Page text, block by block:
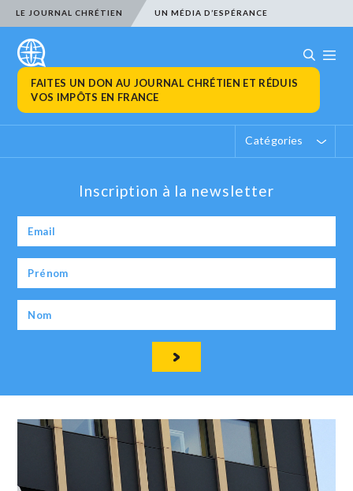
LE JOURNAL CHRÉTIEN UN MÉDIA D’ESPÉRANCE
FAITES UN DON AU JOURNAL CHRÉTIEN ET RÉDUIS
VOS IMPÔTS EN FRANCE
Catégories
Inscription à la newsletter